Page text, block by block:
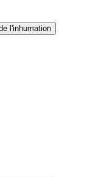
l'inhumation